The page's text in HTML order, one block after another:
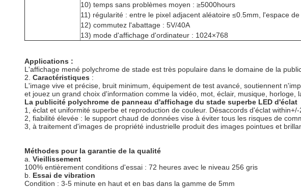
10) temps sans problèmes moyen : ≥5000hours
11) régularité : entre le pixel adjacent aléatoire ≤0.5mm, l'espace
12) commutez l'abattage : 5V/40A
13) mode d'affichage d'ordinateur : 1024×768
Applications :
L'affichage mené polychrome de stade est très populaire dans le domaine de la
2. Caractéristiques :
L'image vive et précise, bruit minimum, équipement de test avancé, soutiennent
et jouez un grand choix d'information comme la vidéo, mot, éclair, musique,
La publicité polychrome de panneau d'affichage du stade superbe LED d'éclat
1, éclat et uniformité superbe et reproduction de couleur. Désaccords d'éclat within+/-
2, fiabilité élevée : le support chaud de données vise à éviter tous les risques de
3, à traitement d'images de propriété industrielle produit des images pointues et
Méthodes pour la garantie de la qualité
a. Vieillissement
100% entièrement conditions d'essai : 72 heures avec le niveau 256 gris
b. Essai de vibration
Condition : 3-5 minute en haut et en bas dans la gamme de 5mm